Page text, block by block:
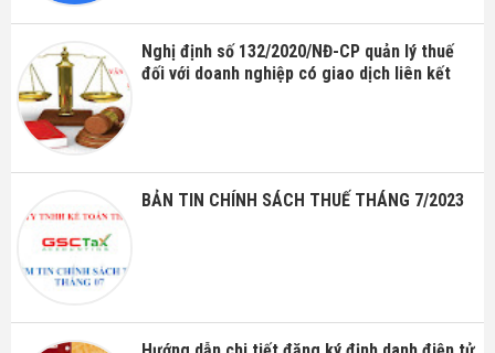
Nghị định số 132/2020/NĐ-CP quản lý thuế
đối với doanh nghiệp có giao dịch liên kết
BẢN TIN CHÍNH SÁCH THUẾ THÁNG 7/2023